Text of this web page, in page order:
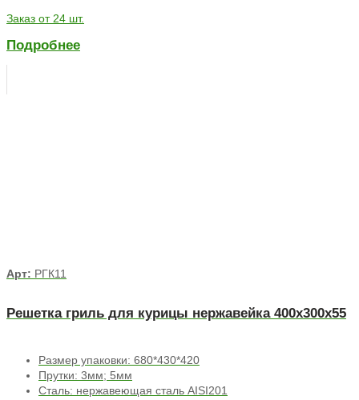
Заказ от 24 шт.
Подробнее
Арт: РГК11
Решетка гриль для курицы нержавейка 400х300х55
Размер упаковки: 680*430*420
Прутки: 3мм; 5мм
Сталь: нержавеющая сталь AISI201